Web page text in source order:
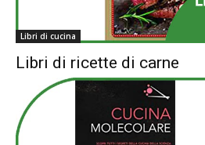
Libri di cucina
Libri di ricette di carne